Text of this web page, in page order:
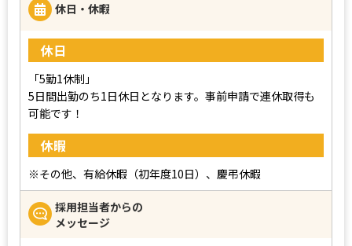
休日・休暇
休日
「5勤1休制」
5日間出勤のち1日休日となります。事前申請で連休取得も
可能です！
休暇
※その他、有給休暇（初年度10日）、慶弔休暇
採用担当者からの
メッセージ